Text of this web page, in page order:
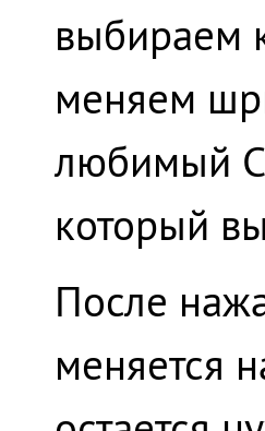
выбираем
меняем
любимый
который
После
меняется